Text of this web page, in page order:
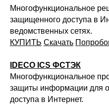
Многофункциональное
защищенного доступа в
ведомственных сетях.
КУПИТЬ Скачать
IDECO ICS ФСТЭК
Многофункциональное
защиты информации для
доступа в Интернет.